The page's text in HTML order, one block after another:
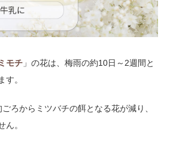
モチ 」の花は、梅雨の約10日～2週間と
す。
ろからミツバチの餌となる花が減り、
ん。